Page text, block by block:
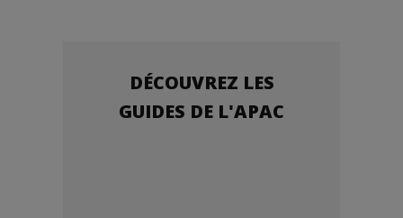
DÉCOUVREZ LES
GUIDES DE L'APAC